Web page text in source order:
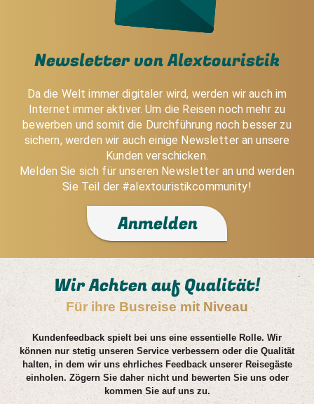
Newsletter von Alextouristik
Da die Welt immer digitaler wird, werden wir auch im
Internet immer aktiver. Um die Reisen noch mehr zu
bewerben und somit die Durchführung noch besser zu
sichern, werden wir auch einige Newsletter an unsere
Kunden verschicken.
Melden Sie sich für unseren Newsletter an und werden
Sie Teil der #alextouristikcommunity!
Anmelden
Wir Achten auf Qualität!
Für ihre Busreise mit Niveau
Kundenfeedback spielt bei uns eine essentielle Rolle. Wir
können nur stetig unseren Service verbessern oder die Qualität
halten, in dem wir uns ehrliches Feedback unserer Reisegäste
einholen. Zögern Sie daher nicht und bewerten Sie uns oder
kommen Sie auf uns zu.